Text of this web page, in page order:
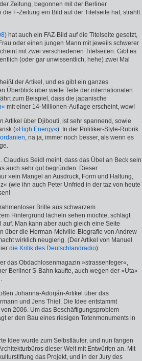
Zeitung, begonnen mit der Berliner
die F-Zeitung ein Bild auf der Titelseite hat, strahlt
) hat auch ein FAZ-Bild auf die Titelseite gesetzt,
oder einen jungen Mann mit jeweils schwerer
mit zwei verschiedenen Titelseiten. Gibt es
(oder gar unwissentlich, hehe) zwei Mal
der Artikel, und es gibt ein ganzes
Überblick über weite Teile der internationalen
zum Beispiel, dass die japanische
mit einer 14-Millionen-Auflage erscheint, wow!
Artikel über Djibouti, ist sehr spannend, sowie
(»High Energy«). In der Politiker-Style-Rubrik
, na ja, immer noch besser, als wenn es
Claudius Seidl meint, dass das Übel an Beck sein
auch sehr gut begründen. Dieser
»ein Mangel an Ausdruck, Form und Haltung,
(wie ihn auch Peter Unfried in der taz von heute
Brille aus schwarzem
Hintergrund lächeln sehen möchte, schlägt
Man kann aber auch gleich eine Seite
über die Herman-Melville-Biografie von Andrew
wirklich neugierig. (Der Artikel von Manuel
die Kritik des Deutschlandradio).
das Obdachlosenmagazin »strassenfeger«,
Berliner S-Bahn kaufte, auch wegen der »Uta«
.
Johanna-Adorján-Artikel über das
und Jens Thiel. Die Idee entstammt
von 2006. Um das Beschäftigungsproblem
er den Bau eines riesigen Totenmonuments in
Idee wurde zum Selbstläufer, und nun fangen
dieser Welt mit Entwürfen an. Mit
das Projekt, und in der Jury des